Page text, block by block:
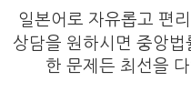
일본어로 자유롭고 편
상담을 원하시면 중앙
한 문제든 최선을